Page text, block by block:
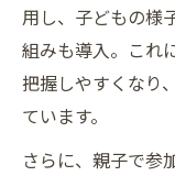
用し、子どもの様
組みも導入。これ
把握しやすくなり
ています。
さらに、親子で参